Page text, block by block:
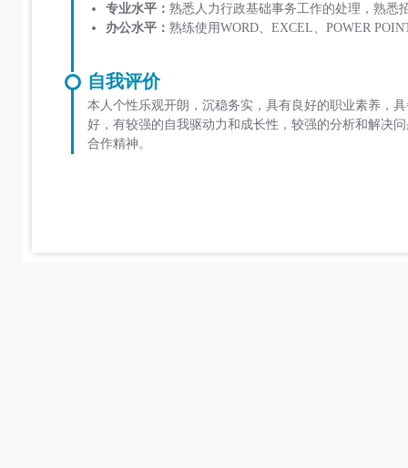
专业水平： 熟悉人力行政基础事务工作的处理，熟悉
办公水平： 熟练使用WORD、EXCEL、POWER
自我评价
本人个性乐观开朗，沉稳务实，具有良好的职业素养，
好，有较强的自我驱动力和成长性，较强的分析和解决
合作精神。